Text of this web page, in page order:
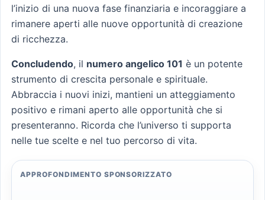
l’inizio di una nuova fase finanziaria e incoraggiare a
rimanere aperti alle nuove opportunità di creazione
di ricchezza.
Concludendo, il numero angelico 101 è un potente
strumento di crescita personale e spirituale.
Abbraccia i nuovi inizi, mantieni un atteggiamento
positivo e rimani aperto alle opportunità che si
presenteranno. Ricorda che l’universo ti supporta
nelle tue scelte e nel tuo percorso di vita.
APPROFONDIMENTO SPONSORIZZATO